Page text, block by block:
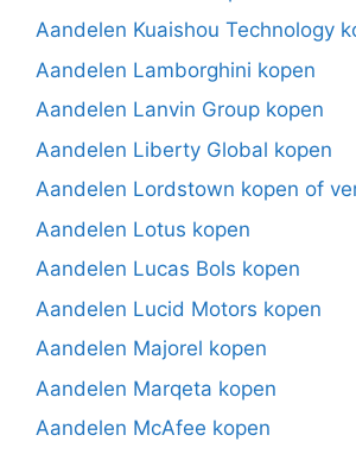
Aandelen Kuaishou Technology
Aandelen Lamborghini kopen
Aandelen Lanvin Group kopen
Aandelen Liberty Global kopen
Aandelen Lordstown kopen of
Aandelen Lotus kopen
Aandelen Lucas Bols kopen
Aandelen Lucid Motors kopen
Aandelen Majorel kopen
Aandelen Marqeta kopen
Aandelen McAfee kopen